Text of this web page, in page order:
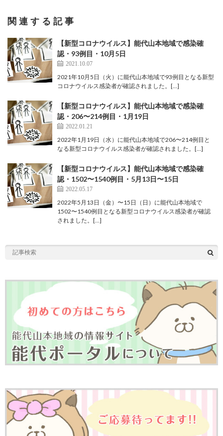
関連する記事
【新型コロナウイルス】能代山本地域で感染確
認・93例目・10月5日
2021.10.07
2021年10月5日（火）に能代山本地域で93例目となる新型
コロナウイルス感染者が確認されました。[…]
【新型コロナウイルス】能代山本地域で感染確
認・206〜214例目・1月19日
2022.01.21
2022年1月19日（水）に能代山本地域で206〜214例目と
なる新型コロナウイルス感染者が確認されました。[…]
【新型コロナウイルス】能代山本地域で感染確
認・1502〜1540例目・5月13日〜15日
2022.05.17
2022年5月13日（金）〜15日（日）に能代山本地域で
1502〜1540例目となる新型コロナウイルス感染者が確認
されました。[…]